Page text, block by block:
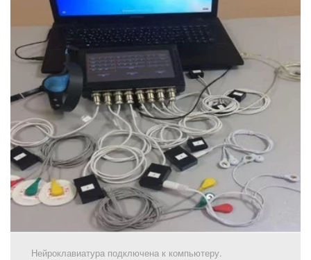
Нейроклавиатура подключена к компьютеру.